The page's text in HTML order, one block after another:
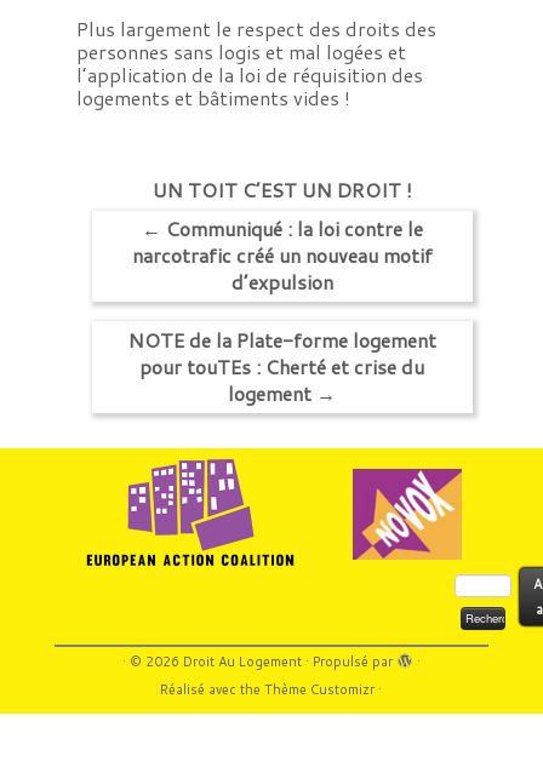
Plus largement le respect des droits des
personnes sans logis et mal logées et
l’application de la loi de réquisition des
logements et bâtiments vides !
UN TOIT C’EST UN DROIT !
← Communiqué : la loi contre le
narcotrafic créé un nouveau motif
d’expulsion
NOTE de la Plate-forme logement
pour touTEs : Cherté et crise du
logement →
Rechercher :
· © 2026 Droit Au Logement· Propulsé par
·
Réalisé avec theThème Customizr·